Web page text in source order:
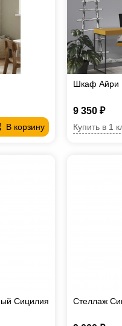
В корзину
Шкаф Айри
9 350 ₽
Купить в 1
Сицилия Стеллаж